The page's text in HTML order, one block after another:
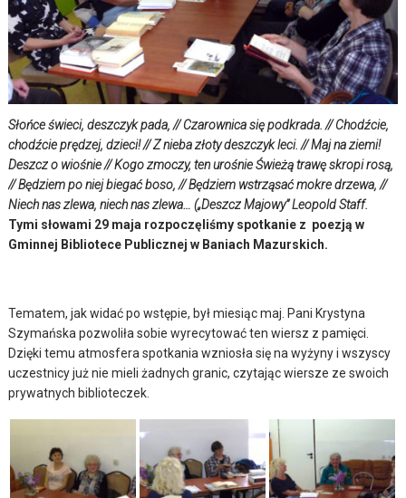
Słońce świeci, deszczyk pada, // Czarownica się podkrada. // Chodźcie,
chodźcie prędzej, dzieci! // Z nieba złoty deszczyk leci. // Maj na ziemi!
Deszcz o wiośnie // Kogo zmoczy, ten urośnie Świeżą trawę skropi rosą,
// Będziem po niej biegać boso, // Będziem wstrząsać mokre drzewa, //
Niech nas zlewa, niech nas zlewa… („Deszcz Majowy” Leopold Staff.
Tymi słowami 29 maja rozpoczęliśmy spotkanie z poezją w
Gminnej Bibliotece Publicznej w Baniach Mazurskich.
Tematem, jak widać po wstępie, był miesiąc maj. Pani Krystyna
Szymańska pozwoliła sobie wyrecytować ten wiersz z pamięci.
Dzięki temu atmosfera spotkania wzniosła się na wyżyny i wszyscy
uczestnicy już nie mieli żadnych granic, czytając wiersze ze swoich
prywatnych biblioteczek.